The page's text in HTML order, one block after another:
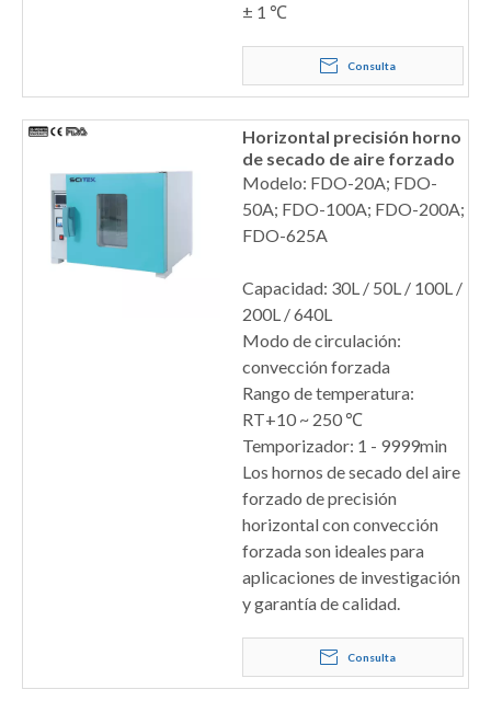
± 1 ℃
Consulta
Horizontal precisión horno
de secado de aire forzado
Modelo: FDO-20A; FDO-
50A; FDO-100A; FDO-200A;
FDO-625A
Capacidad: 30L / 50L / 100L /
200L / 640L
Modo de circulación:
convección forzada
Rango de temperatura:
RT+10 ~ 250 ℃
Temporizador: 1 - 9999min
Los hornos de secado del aire
forzado de precisión
horizontal con convección
forzada son ideales para
aplicaciones de investigación
y garantía de calidad.
Consulta